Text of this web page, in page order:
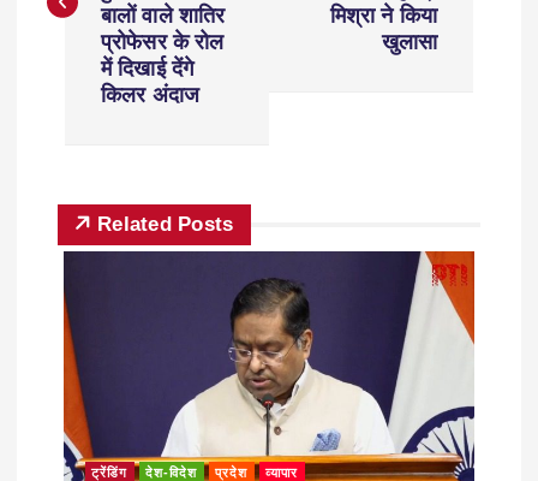
बालों वाले शातिर
प्रोफेसर के रोल
में दिखाई देंगे
किलर अंदाज
मिश्रा ने किया
खुलासा
Related Posts
ट्रेंडिंग देश-विदेश प्रदेश व्यापार